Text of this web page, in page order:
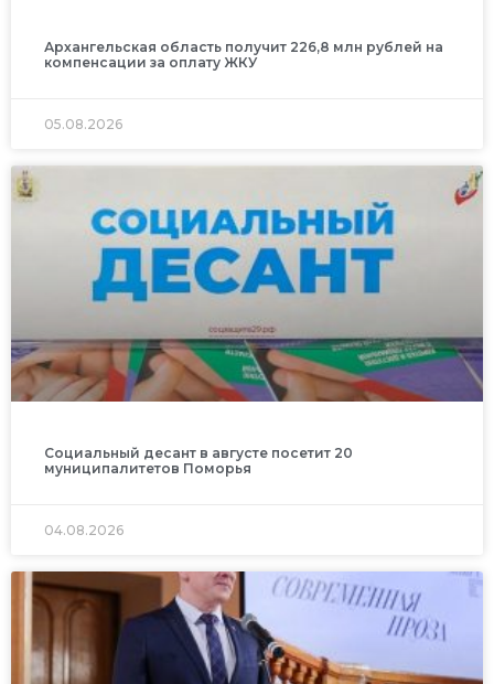
Архангельская область получит 226,8 млн рублей на
компенсации за оплату ЖКУ
05.08.2026
Социальный десант в августе посетит 20
муниципалитетов Поморья
04.08.2026